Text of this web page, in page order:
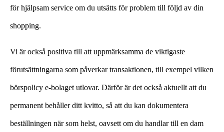
för hjälpsam service om du utsätts för problem till följd av din
shopping.
Vi är också positiva till att uppmärksamma de viktigaste
förutsättningarna som påverkar transaktionen, till exempel vilken
börspolicy e-bolaget utlovar. Därför är det också aktuellt att du
permanent behåller ditt kvitto, så att du kan dokumentera
beställningen när som helst, oavsett om du handlar till en dam